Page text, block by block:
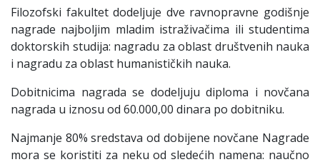
Filozofski fakultet dodeljuje dve ravnopravne godišnje
nagrade najboljim mladim istraživačima ili studentima
doktorskih studija: nagradu za oblast društvenih nauka
i nagradu za oblast humanističkih nauka.
Dobitnicima nagrada se dodeljuju diploma i novčana
nagrada u iznosu od 60.000,00 dinara po dobitniku.
Najmanje 80% sredstava od dobijene novčane Nagrade
mora se koristiti za neku od sledećih namena: naučno